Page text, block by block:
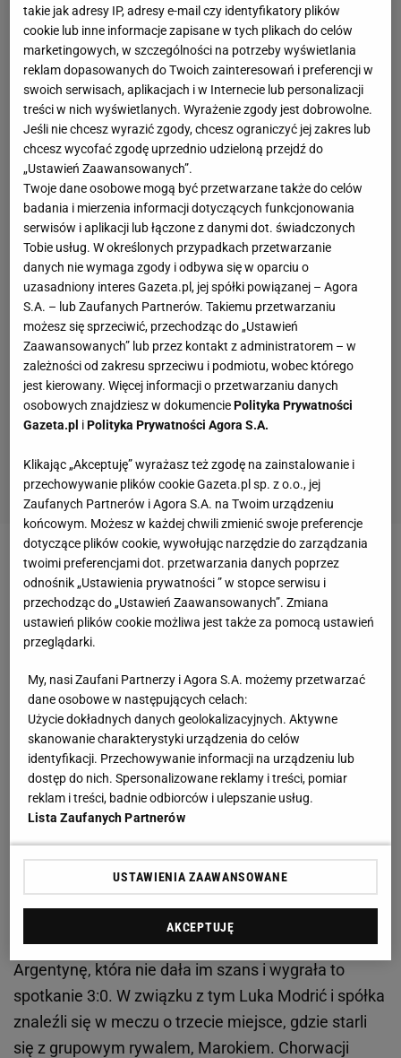
Zobacz wideoLewandowski: Ciężko coś powiedzieć,
bo to jest niewiarygodne
Ivana Knoll z problemem. "Miss mundialu" doznała
kontuzji
W Katarze reprezentacja Chorwacji wyszła z grupy F
z drugiego miejsca, wygrywając z Kanadą 4:1 oraz
bezbramkowo remisując z
Marokiem
i Belgią.
Następnie byli wicemistrzowie globu w 1/8 finału po
rzutach karnych pokonali Japonię 3:1, w ćwierćfinale
zaś przeszli faworyta turnieju, Brazylię, wygrywając
po dogrywce aż 4:2.
Tam trafili na późniejszychmistrzów świata,
Argentynę, która nie dała im szans i wygrała to
spotkanie 3:0. W związku z tym Luka Modrić i spółka
znaleźli się w meczu o trzecie miejsce, gdzie starli
się z grupowym rywalem, Marokiem. Chorwacji
takie jak adresy IP, adresy e-mail czy identyfikatory plików
cookie lub inne informacje zapisane w tych plikach do celów
marketingowych, w szczególności na potrzeby wyświetlania
reklam dopasowanych do Twoich zainteresowań i preferencji w
swoich serwisach, aplikacjach i w Internecie lub personalizacji
treści w nich wyświetlanych. Wyrażenie zgody jest dobrowolne.
Jeśli nie chcesz wyrazić zgody, chcesz ograniczyć jej zakres lub
chcesz wycofać zgodę uprzednio udzieloną przejdź do
„Ustawień Zaawansowanych”.
Twoje dane osobowe mogą być przetwarzane także do celów
badania i mierzenia informacji dotyczących funkcjonowania
serwisów i aplikacji lub łączone z danymi dot. świadczonych
Tobie usług. W określonych przypadkach przetwarzanie
danych nie wymaga zgody i odbywa się w oparciu o
uzasadniony interes Gazeta.pl, jej spółki powiązanej – Agora
S.A. – lub Zaufanych Partnerów. Takiemu przetwarzaniu
możesz się sprzeciwić, przechodząc do „Ustawień
Zaawansowanych” lub przez kontakt z administratorem – w
zależności od zakresu sprzeciwu i podmiotu, wobec którego
jest kierowany. Więcej informacji o przetwarzaniu danych
osobowych znajdziesz w dokumenciePolityka Prywatności
Gazeta.pl iPolityka Prywatności Agora S.A.
Klikając „Akceptuję” wyrażasz też zgodę na zainstalowanie i
przechowywanie plików cookie Gazeta.pl sp. z o.o., jej
Zaufanych Partnerów i Agora S.A. na Twoim urządzeniu
końcowym. Możesz w każdej chwili zmienić swoje preferencje
dotyczące plików cookie, wywołując narzędzie do zarządzania
twoimi preferencjami dot. przetwarzania danych poprzez
odnośnik „Ustawienia prywatności ” w stopce serwisu i
przechodząc do „Ustawień Zaawansowanych”. Zmiana
ustawień plików cookie możliwa jest także za pomocą ustawień
przeglądarki.
My, nasi Zaufani Partnerzy i Agora S.A. możemy przetwarzać
dane osobowe w następujących celach:
Użycie dokładnych danych geolokalizacyjnych. Aktywne
skanowanie charakterystyki urządzenia do celów
identyfikacji. Przechowywanie informacji na urządzeniu lub
dostęp do nich. Spersonalizowane reklamy i treści, pomiar
reklam i treści, badnie odbiorców i ulepszanie usług.
Lista Zaufanych Partnerów
USTAWIENIA ZAAWANSOWANE
AKCEPTUJĘ